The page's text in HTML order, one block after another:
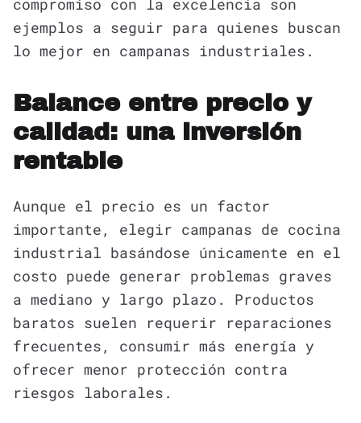
compromiso con la excelencia son
ejemplos a seguir para quienes buscan
lo mejor en campanas industriales.
Balance entre precio y
calidad: una inversión
rentable
Aunque el precio es un factor
importante, elegir campanas de cocina
industrial basándose únicamente en el
costo puede generar problemas graves
a mediano y largo plazo. Productos
baratos suelen requerir reparaciones
frecuentes, consumir más energía y
ofrecer menor protección contra
riesgos laborales.